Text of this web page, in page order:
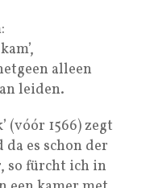
alleen
leiden.
(vóór 1566) zegt
da es schon der
so fürcht ich in